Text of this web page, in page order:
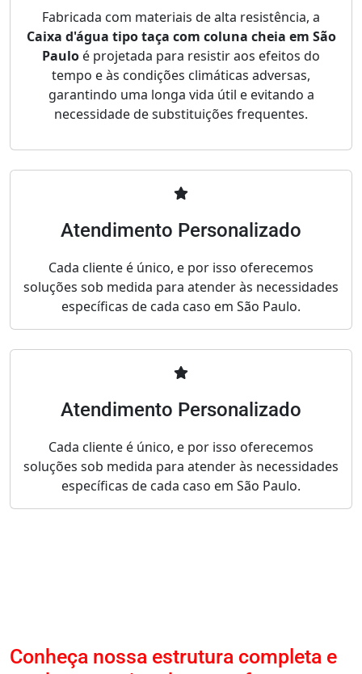
Fabricada com materiais de alta resistência, a
Caixa d'água tipo taça com coluna cheia em São
Paulo é projetada para resistir aos efeitos do
tempo e às condições climáticas adversas,
garantindo uma longa vida útil e evitando a
necessidade de substituições frequentes.
Atendimento Personalizado
Cada cliente é único, e por isso oferecemos
soluções sob medida para atender às necessidades
específicas de cada caso em São Paulo.
Atendimento Personalizado
Cada cliente é único, e por isso oferecemos
soluções sob medida para atender às necessidades
específicas de cada caso em São Paulo.
Conheça nossa estrutura completa e